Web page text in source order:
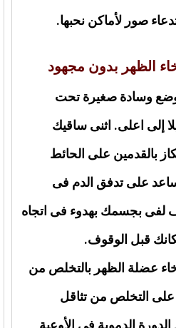
صور لأماكن نحبها.
الظهر بدون مجهود
وسادة صغيرة تحت
إلى اعلى. اثنى ساقيك
بالقدمين على الحائط
على تدفق الدم فى
لفى بجسمك بهدوء فى اتجاه
قبل الوقوف.
عضلة الظهر بالتخلص من
التخلص من تثاقل
الدموية فى الأوعية